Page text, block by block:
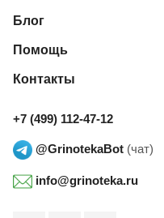
Блог
Помощь
Контакты
+7 (499) 112-47-12
@GrinotekaBot (чат)
info@grinoteka.ru